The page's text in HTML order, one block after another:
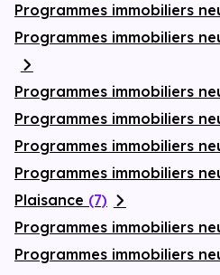
Programmes immobiliers
Programmes immobiliers
Programmes immobiliers
Programmes immobiliers
Programmes immobiliers
Programmes immobiliers
Plaisance (7)
Programmes immobiliers
Programmes immobiliers